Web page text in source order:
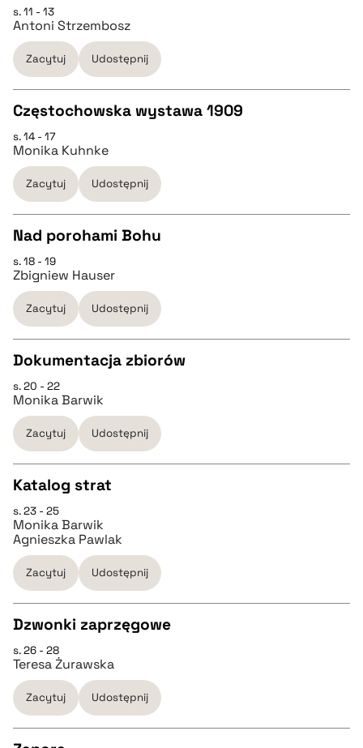
pobierz cytat
CZYSTY TEKST
pobierz cytat
BIBTEX
pobierz cytat
s. 11 - 13
Antoni Strzembosz
Zacytuj Udostępnij
CZYSTY TEKST
pobierz cytat
BIBTEX
pobierz cytat
Częstochowska wystawa 1909
s. 14 - 17
Monika Kuhnke
Zacytuj Udostępnij
CZYSTY TEKST
pobierz cytat
BIBTEX
pobierz cytat
Nad porohami Bohu
s. 18 - 19
Zbigniew Hauser
Zacytuj Udostępnij
CZYSTY TEKST
pobierz cytat
BIBTEX
pobierz cytat
Dokumentacja zbiorów
s. 20 - 22
Monika Barwik
Zacytuj Udostępnij
CZYSTY TEKST
pobierz cytat
pobierz cytat
Katalog strat
s. 23 - 25
Monika Barwik
Agnieszka Pawlak
Zacytuj Udostępnij
CZYSTY TEKST
pobierz cytat
Dzwonki zaprzęgowe
s. 26 - 28
Teresa Żurawska
Zacytuj Udostępnij